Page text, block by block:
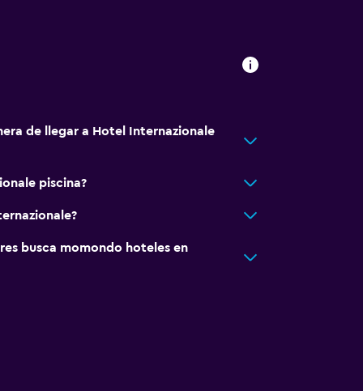
de llegar a Hotel Internazionale
piscina?
busca momondo hoteles en